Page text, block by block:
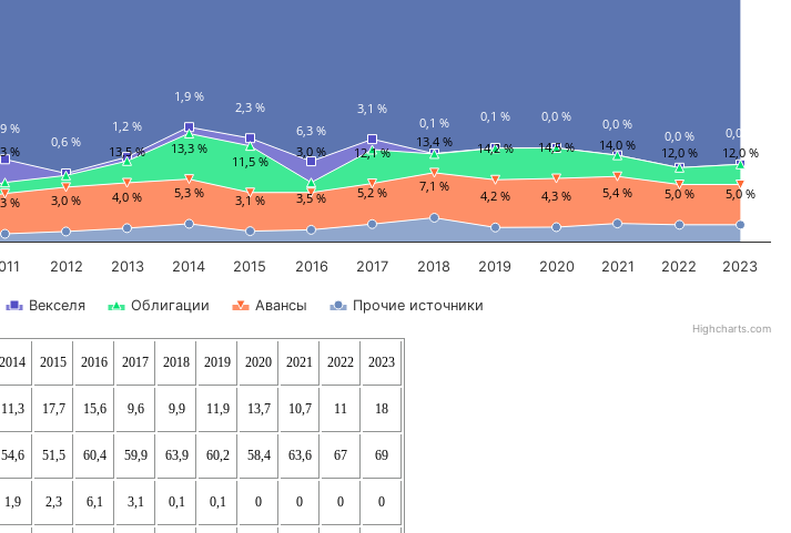
%
0,6 %
1,2 %
1,9 %
2,3 %
6,3 %
3,1 %
0,1 %
0,1 % 0,0 % 0,0 %
0,0 %
0,0 %
%
3,0 %
13,5 %
13,3 %
11,5 %
12,1 %
13,4 % 14,2 % 14,5 % 14,0 % 12,0 % 12,0 %
% 3,0 % 4,0 % 5,3 % 3,1 % 3,5 % 5,2 % 7,1 %
4,2 % 4,3 % 5,4 % 5,0 % 5,0 %
Векселя Облигации Авансы Прочие источники
2012 2013 2014 2015 2016 2017 2018 2019 2020 2021 2022 2023
Highcharts.com
2014 2015 2016 2017 2018 2019 2020 2021 2022 2023
11,3 17,7 15,6 9,6 9,9 11,9 13,7 10,7 11 18
54,6 51,5 60,4 59,9 63,9 60,2 58,4 63,6 67 69
1,9 2,3 6,1 3,1 0,1 0,1 0 0 0 0